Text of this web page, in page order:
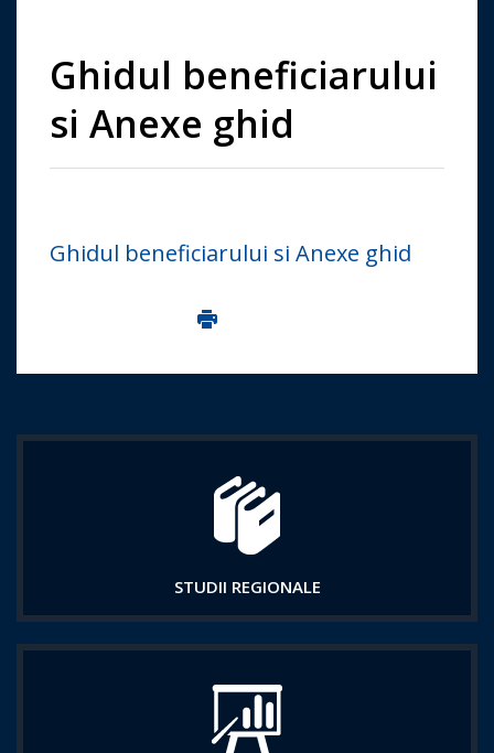
Ghidul beneficiarului
si Anexe ghid
Ghidul beneficiarului si Anexe ghid
Imprima aceasta pagina
STUDII REGIONALE